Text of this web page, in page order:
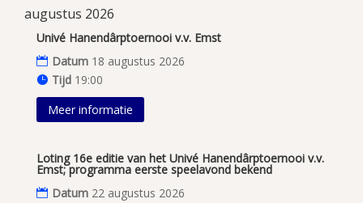
augustus 2026
Univé Hanendârptoernooi v.v. Emst
Datum 18 augustus 2026
Tijd 19:00
Meer informatie
Loting 16e editie van het Univé Hanendârptoernooi v.v.
Emst; programma eerste speelavond bekend
Datum 22 augustus 2026